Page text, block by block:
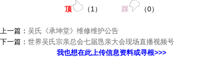
顶 （1 ） 踩 （0）
上一篇： 吴氏《承坤堂》维修维护公告
下一篇： 世界吴氏宗亲总会七届恳亲大会现场直播视频号
我也想在此上传信息资料或寻根>>>